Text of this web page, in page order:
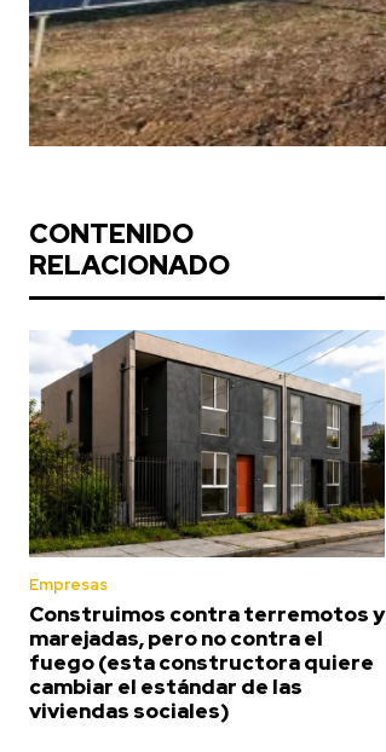
CONTENIDO
RELACIONADO
Empresas
Construimos contra terremotos y
marejadas, pero no contra el
fuego (esta constructora quiere
cambiar el estándar de las
viviendas sociales)